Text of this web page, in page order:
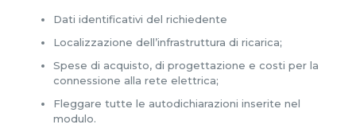
Dati identificativi del richiedente
Localizzazione dell’infrastruttura di ricarica;
Spese di acquisto, di progettazione e costi per la
connessione alla rete elettrica;
Fleggare tutte le autodichiarazioni inserite nel
modulo.